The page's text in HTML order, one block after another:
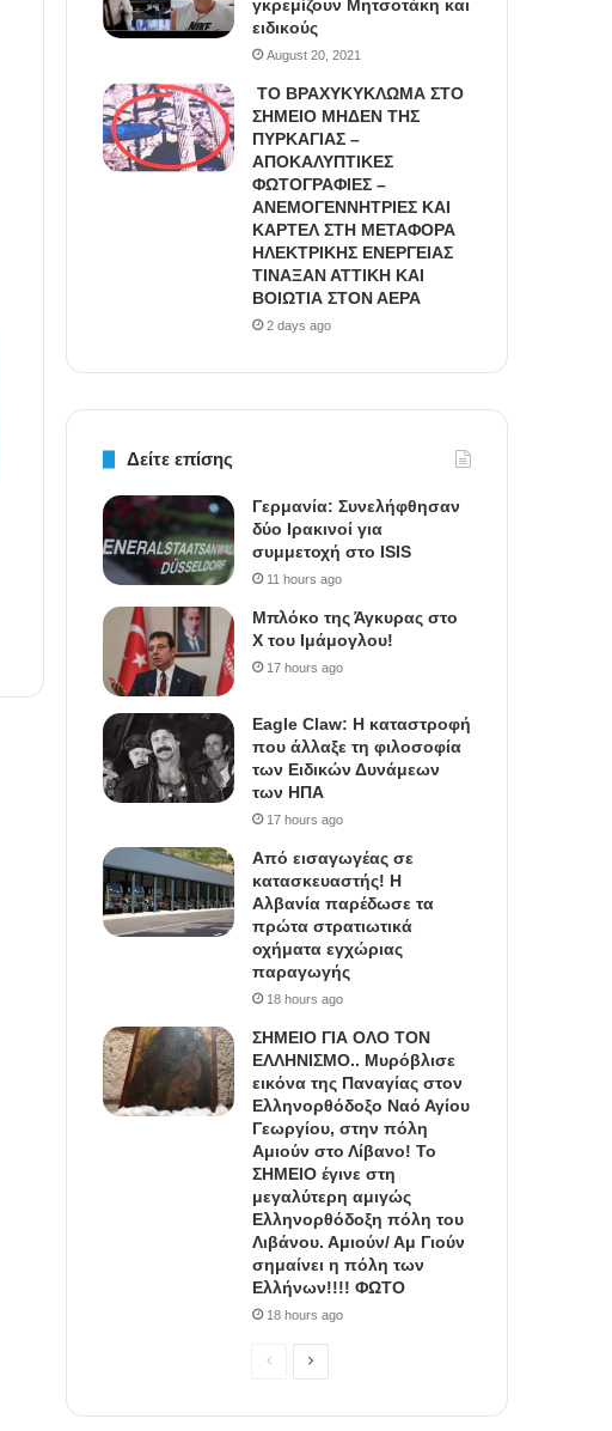
γκρεμίζουν Μητσοτάκη και
ειδικούς
August 20, 2021
ΤΟ ΒΡΑΧΥΚΥΚΛΩΜΑ ΣΤΟ
ΣΗΜΕΙΟ ΜΗΔΕΝ ΤΗΣ
ΠΥΡΚΑΓΙΑΣ –
ΑΠΟΚΑΛΥΠΤΙΚΕΣ
ΦΩΤΟΓΡΑΦΙΕΣ –
ΑΝΕΜΟΓΕΝΝΗΤΡΙΕΣ ΚΑΙ
ΚΑΡΤΕΛ ΣΤΗ ΜΕΤΑΦΟΡΑ
ΗΛΕΚΤΡΙΚΗΣ ΕΝΕΡΓΕΙΑΣ
ΤΙΝΑΞΑΝ ΑΤΤΙΚΗ ΚΑΙ
ΒΟΙΩΤΙΑ ΣΤΟΝ ΑΕΡΑ
2 days ago
Δείτε επίσης
Γερμανία: Συνελήφθησαν
δύο Ιρακινοί για
συμμετοχή στο ISIS
11 hours ago
Μπλόκο της Άγκυρας στο
X του Ιμάμογλου!
17 hours ago
Eagle Claw: Η καταστροφή
που άλλαξε τη φιλοσοφία
των Ειδικών Δυνάμεων
των ΗΠΑ
17 hours ago
Από εισαγωγέας σε
κατασκευαστής! Η
Αλβανία παρέδωσε τα
πρώτα στρατιωτικά
οχήματα εγχώριας
παραγωγής
18 hours ago
ΣΗΜΕΙΟ ΓΙΑ ΟΛΟ ΤΟΝ
ΕΛΛΗΝΙΣΜΟ.. Μυρόβλισε
εικόνα της Παναγίας στον
Ελληνορθόδοξο Ναό Αγίου
Γεωργίου, στην πόλη
Αμιούν στο Λίβανο! Το
ΣΗΜΕΙΟ έγινε στη
μεγαλύτερη αμιγώς
Ελληνορθόδοξη πόλη του
Λιβάνου. Αμιούν/ Αμ Γιούν
σημαίνει η πόλη των
Ελλήνων!!!! ΦΩΤΟ
18 hours ago
PreviousNext